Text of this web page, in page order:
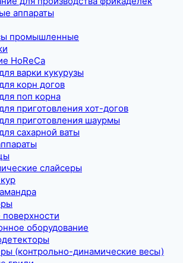
аппараты
промышленные
HoReCa
варки кукурузы
корн догов
поп корна
приготовления хот-догов
приготовления шаурмы
сахарной ваты
слайсеры
оборудование
(контрольно-динамические весы)